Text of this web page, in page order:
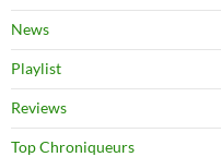
News
Playlist
Reviews
Top Chroniqueurs